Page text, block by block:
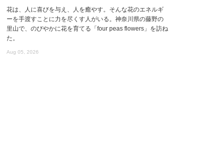
花は、人に喜びを与え、人を癒やす。そんな花のエネルギ
ーを手渡すことに力を尽くす人がいる。神奈川県の藤野の
里山で、のびやかに花を育てる「four peas flowers」を訪ね
た。
Aug 05, 2026